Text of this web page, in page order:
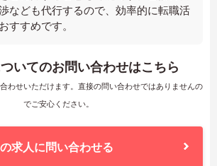
なども代行するので、効率的に転職活
すすめです。
いてのお問い合わせはこちら
わせいただけます。直接の問い合わせではありませんの
でご安心ください。
求人に問い合わせる